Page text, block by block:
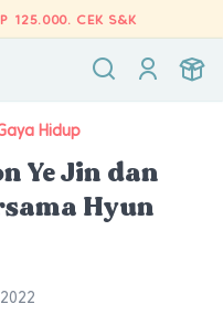
125.000. CEK S&K
Hidup
Ye Jin dan
Hyun